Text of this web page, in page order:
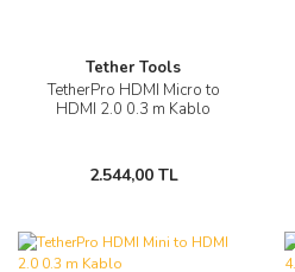
Tether Tools
TetherPro HDMI Micro to
HDMI 2.0 0.3 m Kablo
2.544,00 TL